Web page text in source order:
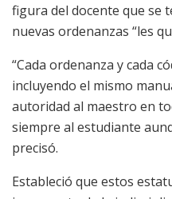
figura del docente que se
nuevas ordenanzas “les
“Cada ordenanza y cada
incluyendo el mismo
autoridad al maestro en
siempre al estudiante
precisó.
Estableció que estos